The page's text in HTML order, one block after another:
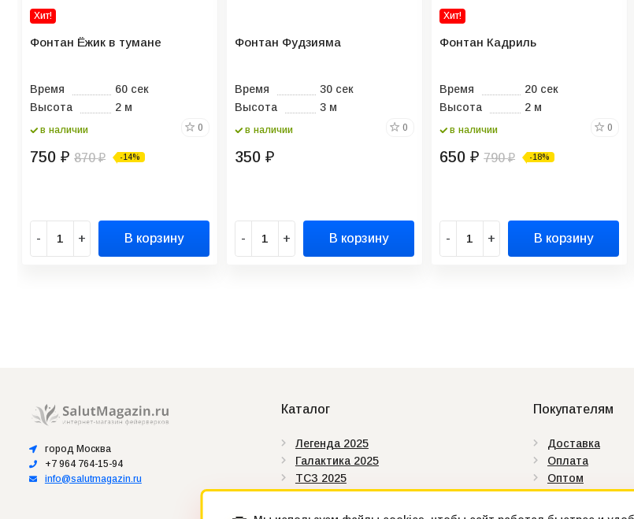
Хит!
Фонтан Ёжик в тумане
Время
60 сек
Высота
2 м
в наличии 0
750₽ 870₽ -14%
- + В корзину
Фонтан Фудзияма
Время
30 сек
Высота
3 м
в наличии 0
350₽
- + В корзину
Хит!
Фонтан Кадриль
Время
20 сек
Высота
2 м
в наличии 0
650₽ 790₽ -18%
- + В корзину
город Москва
+7 964 764-15-94
info@salutmagazin.ru
Каталог
Легенда 2025
Галактика 2025
ТСЗ 2025
Сертификаты
Штрих-коды
Покупателям
Доставка
Оплата
Оптом
Как купить
Контакты